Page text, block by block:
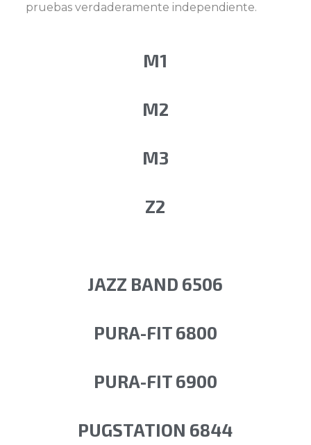
pruebas verdaderamente independiente.
M1
M2
M3
Z2
JAZZ BAND 6506
PURA-FIT 6800
PURA-FIT 6900
PUGSTATION 6844